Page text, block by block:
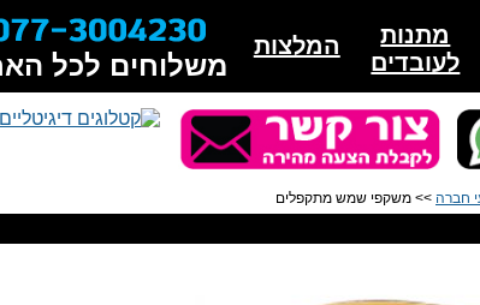
המלצות
מתנות
לעובדים
משלוחים לכל
חברה >> משקפי שמש מתקפלים